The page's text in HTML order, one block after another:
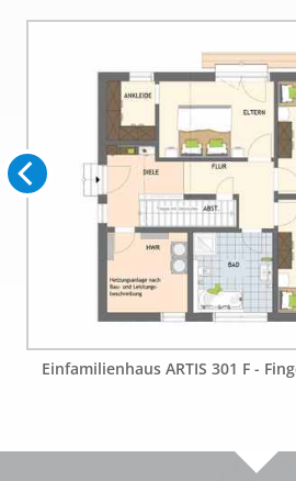
Einfamilienhaus ARTIS 301 F -